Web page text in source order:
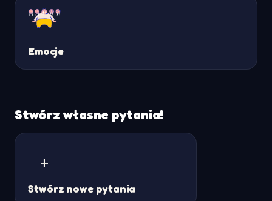
Emocje
Stwórz własne pytania!
+
Stwórz nowe pytania